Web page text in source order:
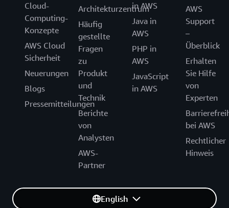
Cloud-
Computing-
Konzepte
AWS Cloud
Sicherheit
Neuerungen
Blogs
Pressemitteilungen
Architekturzentrum
Häufig
gestellte
Fragen
zu
Produkt
und
Technik
Berichte
von
Analysten
AWS-
Partner
in AWS
Java in
AWS
PHP in
AWS
JavaScript
in AWS
AWS
Support
–
Überblick
Erhalten
Sie Hilfe
von
Experten
bei AWS
Rechtlicher
Hinweis
English